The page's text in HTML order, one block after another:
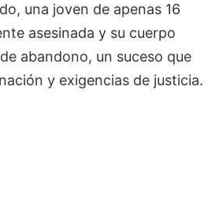
una joven de apenas 16
asesinada y su cuerpo
abandono, un suceso que
y exigencias de justicia.